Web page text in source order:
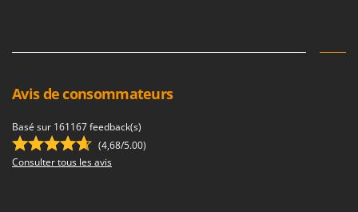
Avis de consommateurs
Basé sur 161167 feedback(s)
(4,68/5.00)
Consulter tous les avis